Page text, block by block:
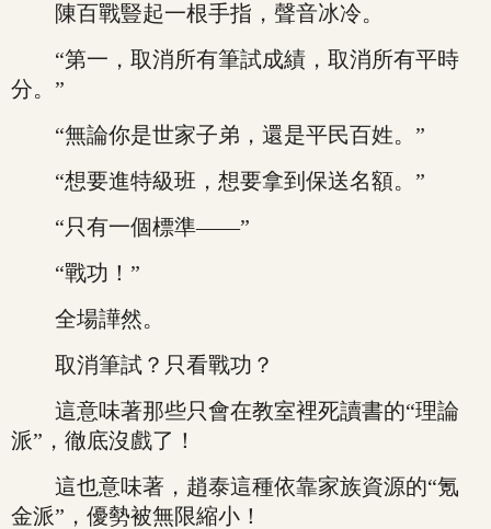
陳百戰豎起一根手指，聲音冰冷。
“第一，取消所有筆試成績，取消所有平時
分。”
“無論你是世家子弟，還是平民百姓。”
“想要進特級班，想要拿到保送名額。”
“只有一個標準——”
“戰功！”
全場譁然。
取消筆試？只看戰功？
這意味著那些只會在教室裡死讀書的“理論
派”，徹底沒戲了！
這也意味著，趙泰這種依靠家族資源的“氪
金派”，優勢被無限縮小！